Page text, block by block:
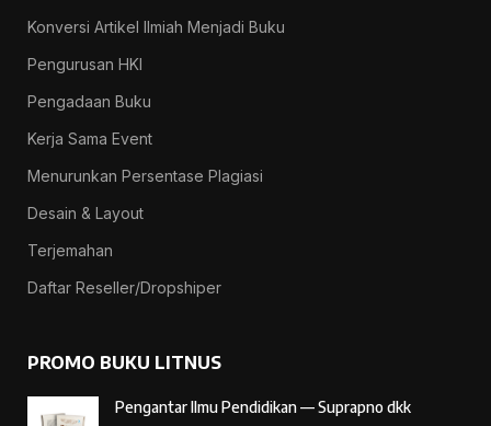
Konversi Artikel Ilmiah Menjadi Buku
Pengurusan HKI
Pengadaan Buku
Kerja Sama Event
Menurunkan Persentase Plagiasi
Desain & Layout
Terjemahan
Daftar Reseller/Dropshiper
PROMO BUKU LITNUS
Pengantar Ilmu Pendidikan — Suprapno dkk